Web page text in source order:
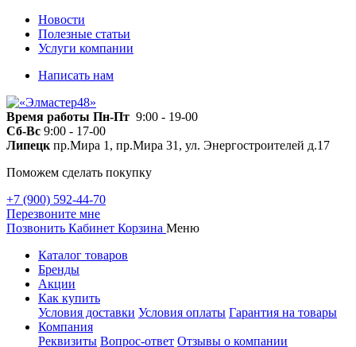
Новости
Полезные статьи
Услуги компании
Написать нам
Время работы Пн-Пт 9:00 - 19-00
Сб-Вс 9:00 - 17-00
Липецк пр.Мира 1, пр.Мира 31, ул. Энергостроителей д.17
Поможем сделать покупку
+7 (900) 592-44-70
Перезвоните мне
Позвонить Кабинет Корзина Меню
Каталог товаров
Бренды
Акции
Как купить
Условия доставки Условия оплаты Гарантия на товары
Компания
Реквизиты Вопрос-ответ Отзывы о компании